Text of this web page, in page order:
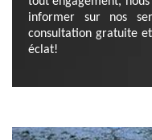
informer sur nos
consultation gratuite
éclat!